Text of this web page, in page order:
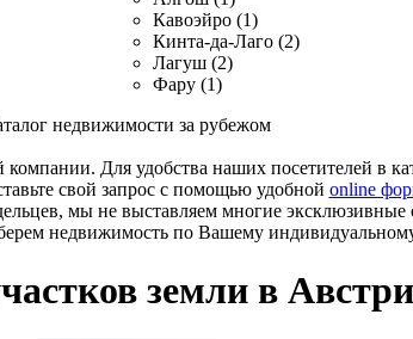
Кавоэйро (1)
Кинта-да-Лаго (2)
Лагуш (2)
Фару (1)
недвижимости за рубежом
Для удобства наших посетителей в
свой запрос с помощью удобной online
мы не выставляем многие
недвижимость по Вашему
земли в